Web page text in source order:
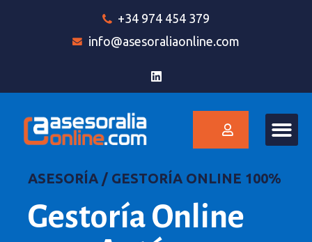
+34 974 454 379
info@asesoraliaonline.com
ASESORÍA / GESTORÍA ONLINE 100%
Gestoría Online